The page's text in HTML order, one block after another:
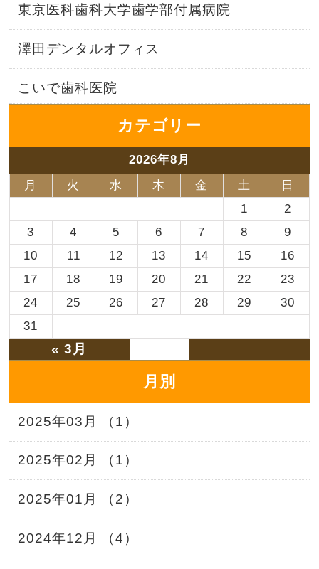
東京医科歯科大学歯学部付属病院
澤田デンタルオフィス
こいで歯科医院
カテゴリー
2026年8月
月
火 水 木 金 土
日
1
2
3
4 5 6 7 8
9
10
11 12 13 14 15
16
17
18 19 20 21 22
23
24
25 26 27 28 29
30
31
« 3月
月別
2025年03月 （1）
2025年02月 （1）
2025年01月 （2）
2024年12月 （4）